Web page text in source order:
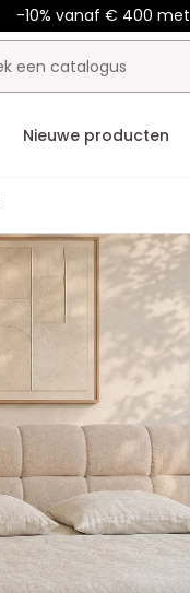
-10% vanaf € 400 met
Nieuwe producten